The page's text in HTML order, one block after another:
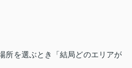
所を選ぶとき「結局どのエリアが